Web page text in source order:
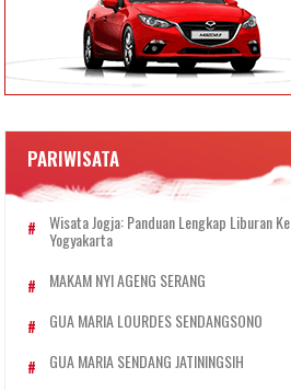
PARIWISATA
Wisata Jogja: Panduan Lengkap Liburan Ke
Yogyakarta
MAKAM NYI AGENG SERANG
GUA MARIA LOURDES SENDANGSONO
GUA MARIA SENDANG JATININGSIH